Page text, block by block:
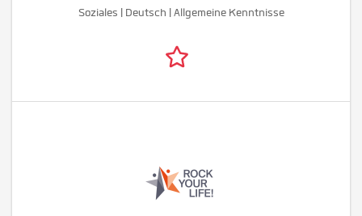
Soziales | Deutsch | Allgemeine Kenntnisse